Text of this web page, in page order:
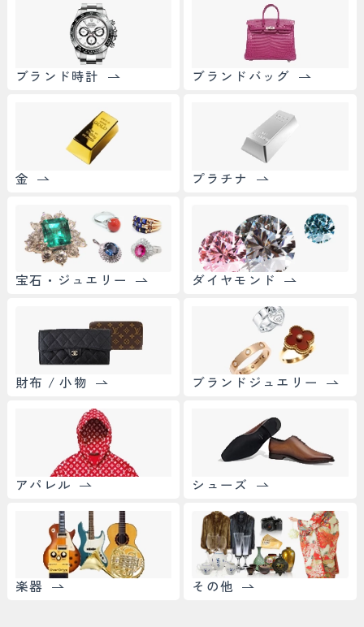
ブランド時計 ブランドバッグ
金 プラチナ
宝石・ジュエリー ダイヤモンド
財布 / 小物 ブランドジュエリー
アパレル シューズ
楽器 その他